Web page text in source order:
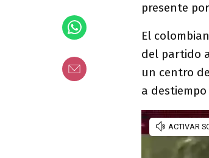
presente
El
del partido
un centro de
a